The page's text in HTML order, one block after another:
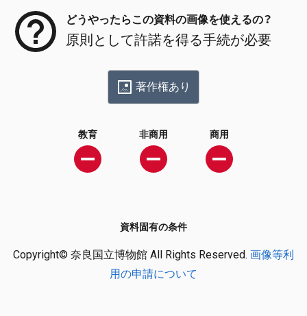
どうやったらこの資料の画像を使えるの？
原則として許諾を得る手続が必要
著作権あり
教育 非商用 商用
資料固有の条件
Copyright© 奈良国立博物館 All Rights Reserved. 画像等利
用の申請について